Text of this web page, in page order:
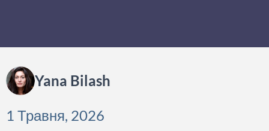
Yana Bilash
1 Травня, 2026